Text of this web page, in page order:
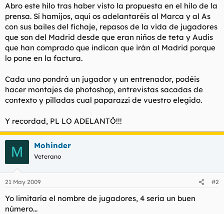
d
e
l
t
e
a
i
c
i
o
Abro este hilo tras haber visto la propuesta en el hilo de la
prensa. Sí hamijos, aquí os adelantaréis al Marca y al As
con sus bailes del fichaje, repasos de la vida de jugadores
que son del Madrid desde que eran niños de teta y Audis
que han comprado que indican que irán al Madrid porque
lo pone en la factura.
Cada uno pondrá un jugador y un entrenador, podéis
hacer montajes de photoshop, entrevistas sacadas de
contexto y pilladas cual paparazzi de vuestro elegido.
Y recordad, PL LO ADELANTÓ!!!
M Mohinder
Veterano
21 May 2009 #2
Yo limitaría el nombre de jugadores, 4 sería un buen
número...